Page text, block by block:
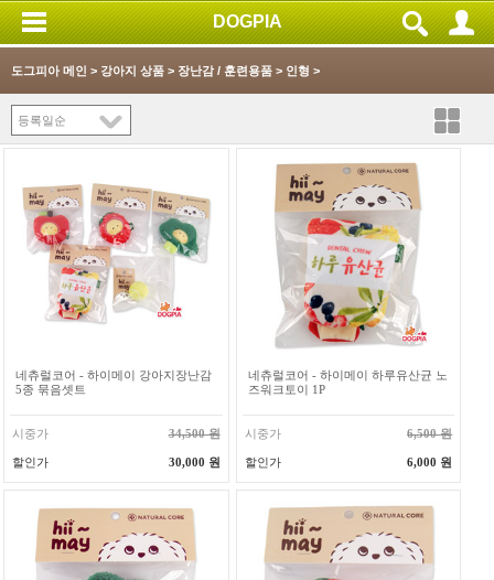
DOGPIA
도그피아 메인 > 강아지 상품 > 장난감 / 훈련용품 > 인형 >
네츄럴코어 - 하이메이 강아지장난감
5종 묶음셋트
시중가 34,500 원
할인가 30,000 원
네츄럴코어 - 하이메이 하루유산균 노
즈워크토이 1P
시중가 6,500 원
할인가 6,000 원